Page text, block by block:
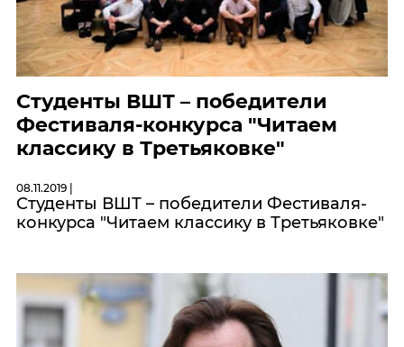
Студенты ВШТ – победители
Фестиваля-конкурса "Читаем
классику в Третьяковке"
08.11.2019 |
Студенты ВШТ – победители Фестиваля-
конкурса "Читаем классику в Третьяковке"